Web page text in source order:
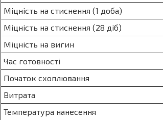
Міцність на стиснення (1 доба)
Міцність на стиснення (28 діб)
Міцність на вигин
Час готовності
Початок схоплювання
Витрата
Температура нанесення